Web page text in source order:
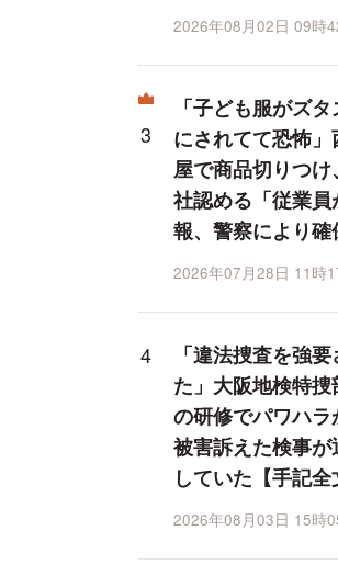
2026年08月02日 09時
「子ども服がズタ
にされてて恐怖」
屋で商品切りつけ
社認める「従業員
報、警察により確
2026年07月28日 11時
「違法捜査を強
た」大阪地検特捜
の研修でパワハラ
被害訴えた検事が
していた【手記全
2026年08月03日 15時